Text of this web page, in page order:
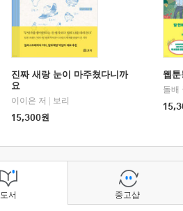
진짜 새랑 눈이 마주쳤다니까
요
이이은 저
보리
15,300원
웹
돌배
도서 중고샵